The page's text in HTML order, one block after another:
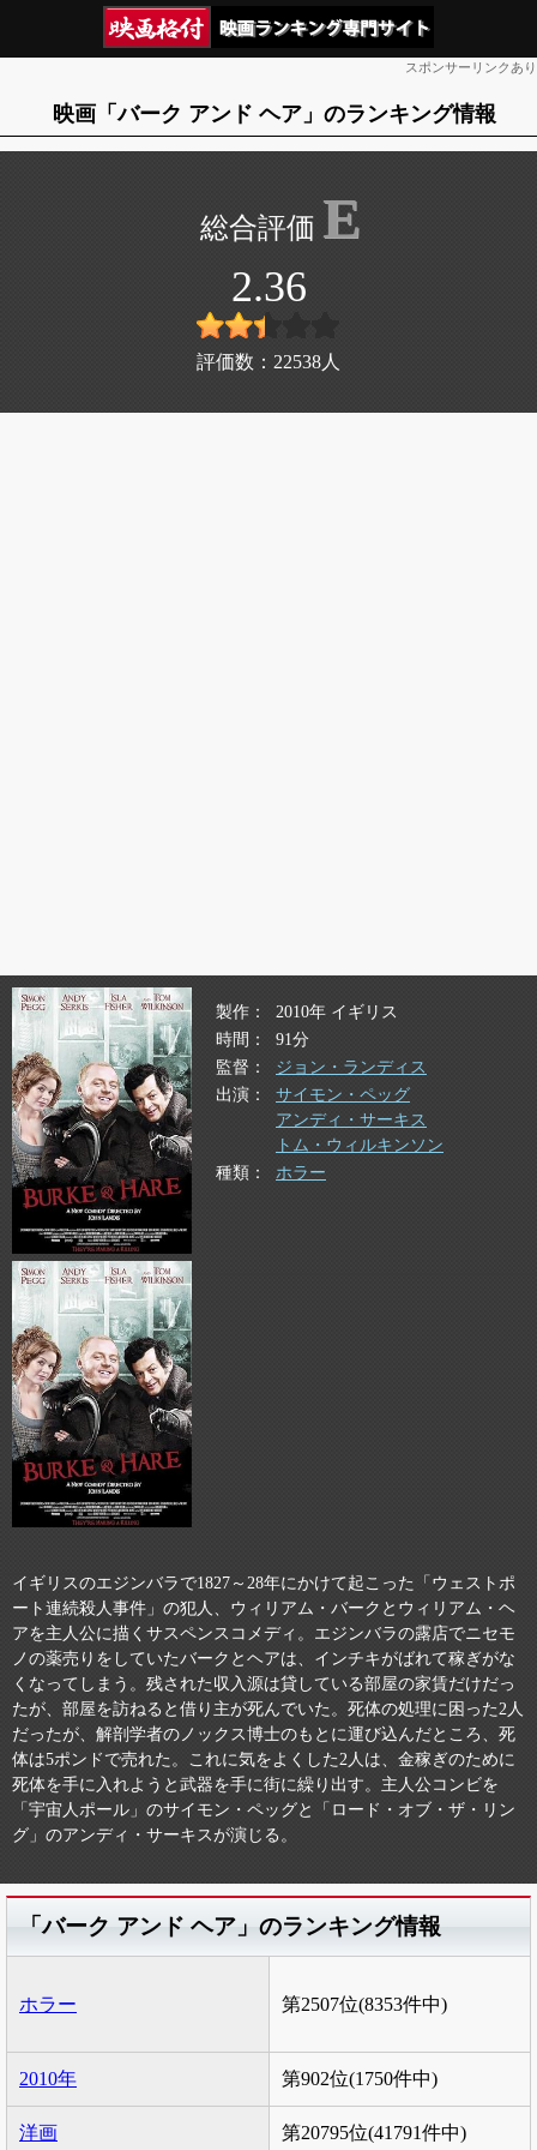
スポンサーリンクあり
映画「バーク アンド ヘア」のランキング情報
E
2.36
評価数： 22538 人
製作
2010年 イギリス
時間
91分
監督
ジョン・ランディス
出演
サイモン・ペッグ
アンディ・サーキス
トム・ウィルキンソン
種類
ホラー
イギリスのエジンバラで1827～28年にかけて起こった「ウェストポ
ート連続殺人事件」の犯人、ウィリアム・バークとウィリアム・ヘ
アを主人公に描くサスペンスコメディ。エジンバラの露店でニセモ
ノの薬売りをしていたバークとヘアは、インチキがばれて稼ぎがな
くなってしまう。残された収入源は貸している部屋の家賃だけだっ
たが、部屋を訪ねると借り主が死んでいた。死体の処理に困った2人
だったが、解剖学者のノックス博士のもとに運び込んだところ、死
体は5ポンドで売れた。これに気をよくした2人は、金稼ぎのために
死体を手に入れようと武器を手に街に繰り出す。主人公コンビを
「宇宙人ポール」のサイモン・ペッグと「ロード・オブ・ザ・リン
グ」のアンディ・サーキスが演じる。
「バーク アンド ヘア」のランキング情報
ホラー 第2507位(8353件中)
2010年 第902位(1750件中)
洋画 第20795位(41791件中)